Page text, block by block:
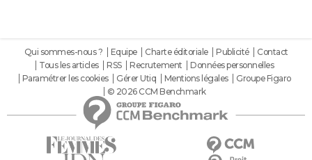
Qui sommes-nous ? Equipe Charte éditoriale Publicité
Contact
Tous les articles
RSS Recrutement
Données personnelles
Paramétrer les cookies
Gérer Utiq Mentions légales
Groupe Figaro
© 2026 CCM Benchmark